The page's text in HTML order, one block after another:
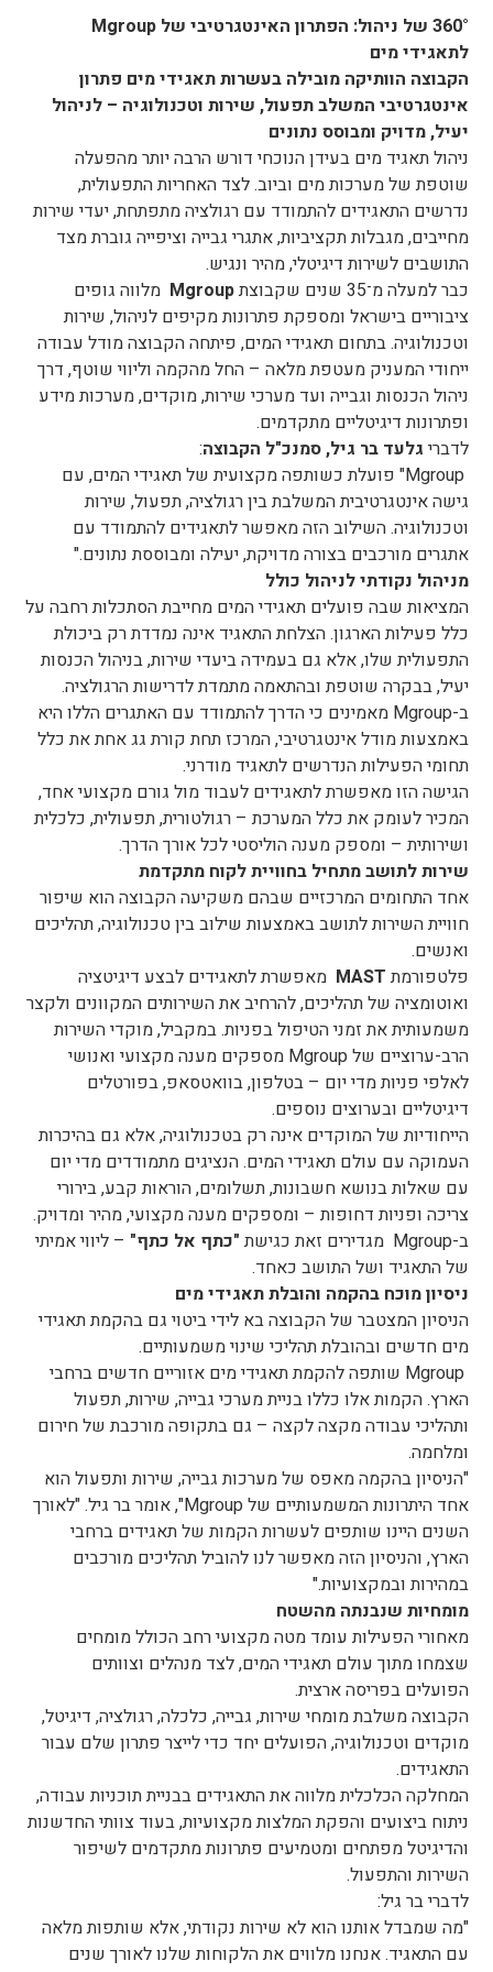
360° של ניהול: הפתרון האינטגרטיבי של Mgroup
לתאגידי מים
הקבוצה הוותיקה מובילה בעשרות תאגידי מים פתרון
אינטגרטיבי המשלב תפעול, שירות וטכנולוגיה – לניהול
יעיל, מדויק ומבוסס נתונים
ניהול תאגיד מים בעידן הנוכחי דורש הרבה יותר מהפעלה
שוטפת של מערכות מים וביוב. לצד האחריות התפעולית,
נדרשים התאגידים להתמודד עם רגולציה מתפתחת, יעדי שירות
מחייבים, מגבלות תקציביות, אתגרי גבייה וציפייה גוברת מצד
התושבים לשירות דיגיטלי, מהיר ונגיש.
כבר למעלה מ־35 שנים שקבוצת
Mgroup מלווה גופים
ציבוריים בישראל ומספקת פתרונות מקיפים לניהול, שירות
וטכנולוגיה. בתחום תאגידי המים, פיתחה הקבוצה מודל עבודה
ייחודי המעניק מעטפת מלאה – החל מהקמה וליווי שוטף, דרך
ניהול הכנסות וגבייה ועד מערכי שירות, מוקדים, מערכות מידע
ופתרונות דיגיטליים מתקדמים.
לדברי גלעד בר גיל, סמנכ"ל הקבוצה:
Mgroup" פועלת כשותפה מקצועית של תאגידי המים, עם
גישה אינטגרטיבית המשלבת בין רגולציה, תפעול, שירות
וטכנולוגיה. השילוב הזה מאפשר לתאגידים להתמודד עם
אתגרים מורכבים בצורה מדויקת, יעילה ומבוססת נתונים."
מניהול נקודתי לניהול כולל
המציאות שבה פועלים תאגידי המים מחייבת הסתכלות רחבה על
כלל פעילות הארגון. הצלחת התאגיד אינה נמדדת רק ביכולת
התפעולית שלו, אלא גם בעמידה ביעדי שירות, בניהול הכנסות
יעיל, בבקרה שוטפת ובהתאמה מתמדת לדרישות הרגולציה.
ב-Mgroup מאמינים כי הדרך להתמודד עם האתגרים הללו היא
באמצעות מודל אינטגרטיבי, המרכז תחת קורת גג אחת את כלל
תחומי הפעילות הנדרשים לתאגיד מודרני.
הגישה הזו מאפשרת לתאגידים לעבוד מול גורם מקצועי אחד,
המכיר לעומק את כלל המערכת – רגולטורית, תפעולית, כלכלית
ושירותית – ומספק מענה הוליסטי לכל אורך הדרך.
שירות לתושב מתחיל בחוויית לקוח מתקדמת
אחד התחומים המרכזיים שבהם משקיעה הקבוצה הוא שיפור
חוויית השירות לתושב באמצעות שילוב בין טכנולוגיה, תהליכים
ואנשים.
פלטפורמתMAST מאפשרת לתאגידים לבצע דיגיטציה
ואוטומציה של תהליכים, להרחיב את השירותים המקוונים ולקצר
משמעותית את זמני הטיפול בפניות. במקביל, מוקדי השירות
הרב-ערוציים של Mgroup מספקים מענה מקצועי ואנושי
לאלפי פניות מדי יום – בטלפון, בוואטסאפ, בפורטלים
דיגיטליים ובערוצים נוספים.
הייחודיות של המוקדים אינה רק בטכנולוגיה, אלא גם בהיכרות
העמוקה עם עולם תאגידי המים. הנציגים מתמודדים מדי יום
עם שאלות בנושא חשבונות, תשלומים, הוראות קבע, בירורי
צריכה ופניות דחופות – ומספקים מענה מקצועי, מהיר ומדויק.
ב-Mgroup מגדירים זאת כגישת
"כתף אל כתף" – ליווי אמיתי
של התאגיד ושל התושב כאחד.
ניסיון מוכח בהקמה והובלת תאגידי מים
הניסיון המצטבר של הקבוצה בא לידי ביטוי גם בהקמת תאגידי
מים חדשים ובהובלת תהליכי שינוי משמעותיים.
Mgroup שותפה להקמת תאגידי מים אזוריים חדשים ברחבי
הארץ. הקמות אלו כללו בניית מערכי גבייה, שירות, תפעול
ותהליכי עבודה מקצה לקצה – גם בתקופה מורכבת של חירום
ומלחמה.
"הניסיון בהקמה מאפס של מערכות גבייה, שירות ותפעול הוא
אחד היתרונות המשמעותיים של Mgroup", אומר בר גיל. "לאורך
השנים היינו שותפים לעשרות הקמות של תאגידים ברחבי
הארץ, והניסיון הזה מאפשר לנו להוביל תהליכים מורכבים
במהירות ובמקצועיות."
מומחיות שנבנתה מהשטח
מאחורי הפעילות עומד מטה מקצועי רחב הכולל מומחים
שצמחו מתוך עולם תאגידי המים, לצד מנהלים וצוותים
הפועלים בפריסה ארצית.
הקבוצה משלבת מומחי שירות, גבייה, כלכלה, רגולציה, דיגיטל,
מוקדים וטכנולוגיה, הפועלים יחד כדי לייצר פתרון שלם עבור
התאגידים.
המחלקה הכלכלית מלווה את התאגידים בבניית תוכניות עבודה,
ניתוח ביצועים והפקת המלצות מקצועיות, בעוד צוותי החדשנות
והדיגיטל מפתחים ומטמיעים פתרונות מתקדמים לשיפור
השירות והתפעול.
לדברי בר גיל:
"מה שמבדל אותנו הוא לא שירות נקודתי, אלא שותפות מלאה
עם התאגיד. אנחנו מלווים את הלקוחות שלנו לאורך שנים